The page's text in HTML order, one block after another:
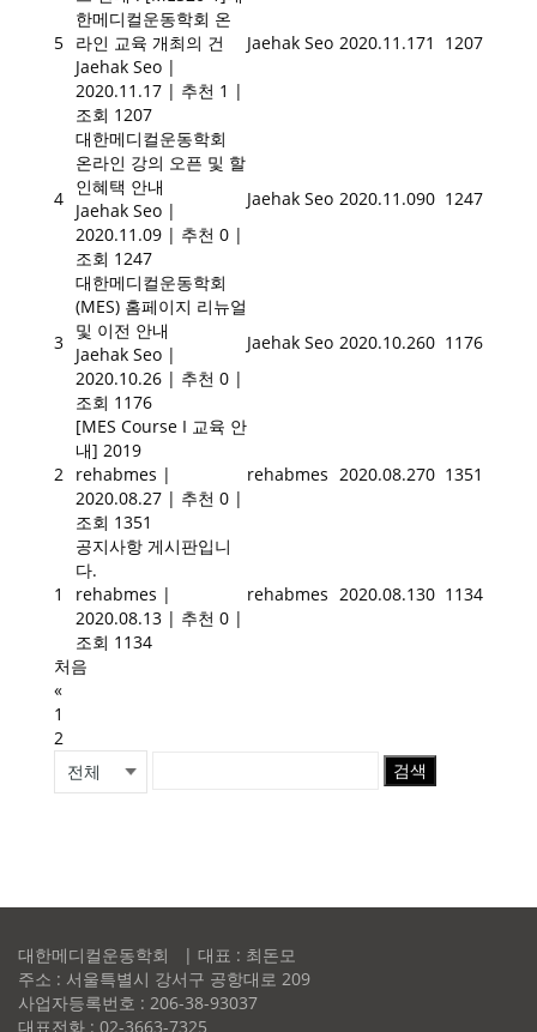
5
한메디컬운동학회 온
라인 교육 개최의 건
Jaehak Seo |
2020.11.17 | 추천 1 |
조회 1207
Jaehak Seo 2020.11.171 1207
4
대한메디컬운동학회
온라인 강의 오픈 및 할
인혜택 안내
Jaehak Seo |
2020.11.09 | 추천 0 |
조회 1247
Jaehak Seo 2020.11.090 1247
3
대한메디컬운동학회
(MES) 홈페이지 리뉴얼
및 이전 안내
Jaehak Seo |
2020.10.26 | 추천 0 |
조회 1176
Jaehak Seo 2020.10.260 1176
2
[MES Course I 교육 안
내] 2019
rehabmes |
2020.08.27 | 추천 0 |
조회 1351
rehabmes 2020.08.270 1351
1
공지사항 게시판입니
다.
rehabmes |
2020.08.13 | 추천 0 |
조회 1134
rehabmes 2020.08.130 1134
처음
«
1
2
검색
대한메디컬운동학회 | 대표 : 최돈모
주소 : 서울특별시 강서구 공항대로 209
사업자등록번호 : 206-38-93037
대표전화 : 02-3663-7325